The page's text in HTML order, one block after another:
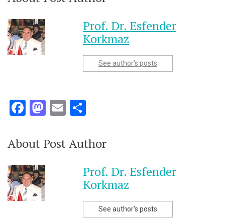
Prof. Dr. Esfender
Korkmaz
See author's posts
Facebook
Mastodon
Email
About Post Author
Prof. Dr. Esfender
Korkmaz
See author's posts